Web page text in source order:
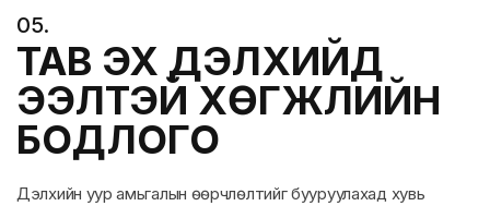
05.
ТАВ ЭХ ДЭЛХИЙД
ЭЭЛТЭЙ ХӨГЖЛИЙН
БОДЛОГО
Дэлхийн уур амьгалын өөрчлөлтийг бууруулахад хувь